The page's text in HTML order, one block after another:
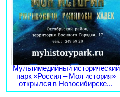
Мультимедийный исторический
парк «Россия – Моя история»
открылся в Новосибирске...